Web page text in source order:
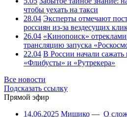
чтобы уехать на такси
28.04 Эксперты отмечают
россиян из-за вездесущих
26.04 «Кинопоиск»
трансляцию запуска
22.04 В России начали
«Флибусты» и «Рутрекера»
Все новости
Подсказать ссылку
Прямой эфир
14.06.2025 Мишико — О